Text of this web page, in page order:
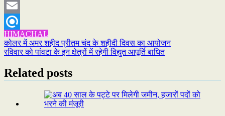
Twitter
Email
Refind
HIMACHAL
Post
navigation
कोलर में अमर शहीद प्रीतम चंद के शहीदी दिवस का आयोजन
रविवार को पांवटा के इन क्षेत्रों में रहेगी विद्युत आपूर्ति बाधित
Related posts